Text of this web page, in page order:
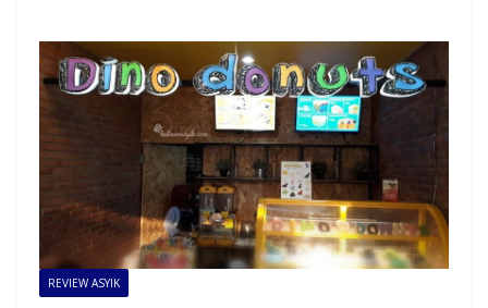
REVIEW ASYIK